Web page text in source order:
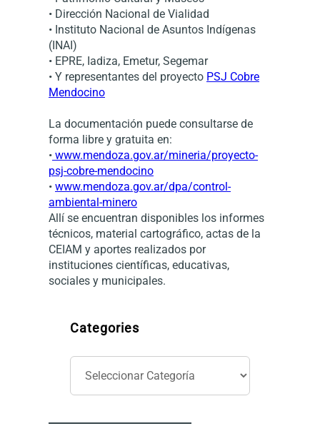
• Dirección Nacional de Vialidad
• Instituto Nacional de Asuntos Indígenas
(INAI)
• EPRE, Iadiza, Emetur, Segemar
• Y representantes del proyecto PSJ Cobre
Mendocino
La documentación puede consultarse de
forma libre y gratuita en:
• www.mendoza.gov.ar/mineria/proyecto-
psj-cobre-mendocino
• www.mendoza.gov.ar/dpa/control-
ambiental-minero
Allí se encuentran disponibles los informes
técnicos, material cartográfico, actas de la
CEIAM y aportes realizados por
instituciones científicas, educativas,
sociales y municipales.
Categories
C
t
g